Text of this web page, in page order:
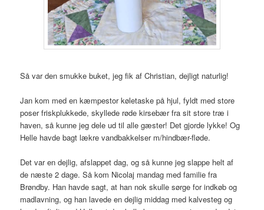
Så var den smukke buket, jeg fik af Christian, dejligt naturlig!
Jan kom med en kæmpestor køletaske på hjul, fyldt med store
poser friskplukkede, skyllede røde kirsebær fra sit store træ i
haven, så kunne jeg dele ud til alle gæster! Det gjorde lykke! Og
Helle havde bagt lækre vandbakkelser m/hindbær-fløde.
Det var en dejlig, afslappet dag, og så kunne jeg slappe helt af
de næste 2 dage. Så kom Nicolaj mandag med familie fra
Brøndby. Han havde sagt, at han nok skulle sørge for indkøb og
madlavning, og han lavede en dejlig middag med kalvesteg og